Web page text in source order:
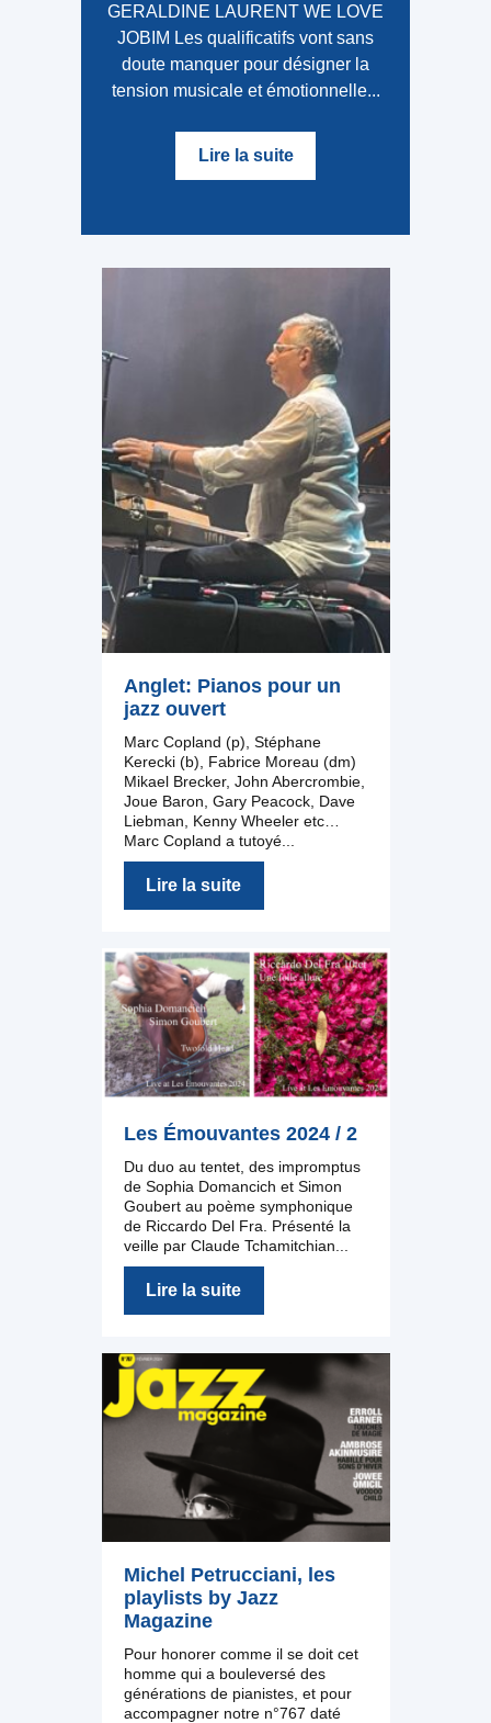
GERALDINE LAURENT WE LOVE
JOBIM Les qualificatifs vont sans
doute manquer pour désigner la
tension musicale et émotionnelle...
Lire la suite
Anglet: Pianos pour un
jazz ouvert
Marc Copland (p), Stéphane
Kerecki (b), Fabrice Moreau (dm)
Mikael Brecker, John Abercrombie,
Joue Baron, Gary Peacock, Dave
Liebman, Kenny Wheeler etc…
Marc Copland a tutoyé...
Lire la suite
Les Émouvantes 2024 / 2
Du duo au tentet, des impromptus
de Sophia Domancich et Simon
Goubert au poème symphonique
de Riccardo Del Fra. Présenté la
veille par Claude Tchamitchian...
Lire la suite
Michel Petrucciani, les
playlists by Jazz
Magazine
Pour honorer comme il se doit cet
homme qui a bouleversé des
générations de pianistes, et pour
accompagner notre n°767 daté